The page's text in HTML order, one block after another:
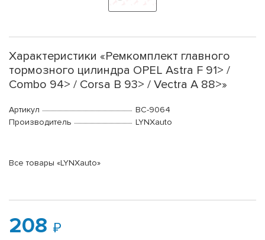
Характеристики «Ремкомплект главного
тормозного цилиндра OPEL Astra F 91> /
Combo 94> / Corsa B 93> / Vectra A 88>»
Артикул
BC-9064
Производитель
LYNXauto
Все товары «LYNXauto»
208